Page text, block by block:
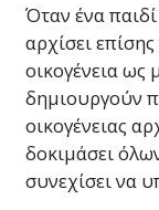
Όταν ένα
αρχίσει
οικογένεια ως
δημιουργούν
οικογένειας
δοκιμάσει
συνεχίσει να